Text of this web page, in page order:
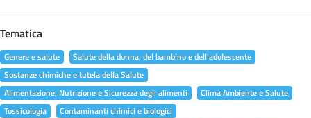
Tematica
Genere e salute
Salute della donna, del bambino e dell'adolescente
Sostanze chimiche e tutela della Salute
Alimentazione, Nutrizione e Sicurezza degli alimenti
Clima Ambiente e Salute
Tossicologia
Contaminanti chimici e biologici